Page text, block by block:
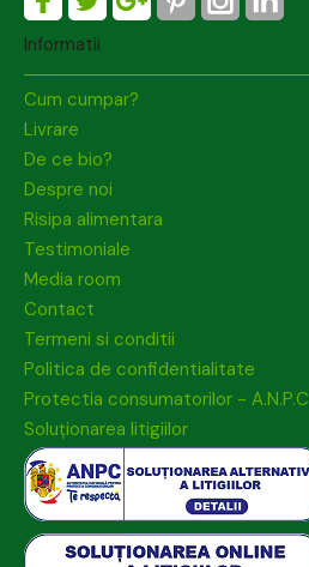
Informatii
Cum cumpar?
Livrare
De ce bio?
Despre noi
Risipa alimentara
Testimoniale
Media room
Contact
Termeni si conditii
Politica de confidentialitate
Protectia consumatorilor - A.N.P.C
Soluționarea litigiilor